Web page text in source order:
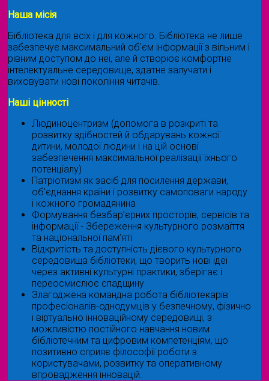
Наша місія
Бібліотека для всіх і для кожного. Бібліотека не лише
забезпечує максимальний об'єм інформації з вільним і
рівним доступом до неї, але й створює комфортне
інтелектуальне середовище, здатне залучати і
виховувати нові покоління читачів.
Наші цінності
Людиноцентризм (допомога в розкриті та
розвитку здібностей й обдарувань кожної
дитини, молодої людини і на цій основі
забезпечення максимальної реалізації їхнього
потенціалу)
Патріотизм як засіб для посилення держави,
об'єднання країни і розвитку самоповаги народу
і кожного громадянина
Формування безбар’єрних просторів, сервісів та
інформації - Збереження культурного розмаїття
та національної пам’яті
Відкритість та доступність дієвого культурного
середовища бібліотеки, що творить нові ідеї
через активні культурні практики, зберігає і
переосмислює спадщину
Злагоджена командна робота бібліотекарів
професіоналів-однодумців у безпечному, фізично
і віртуально інноваційному середовищі, з
можливістю постійного навчання новим
бібліотечним та цифровим компетенціям, що
позитивно сприяє філософії роботи з
користувачами, розвитку та оперативному
впровадження інновацій.